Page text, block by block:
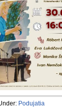
Podujatia